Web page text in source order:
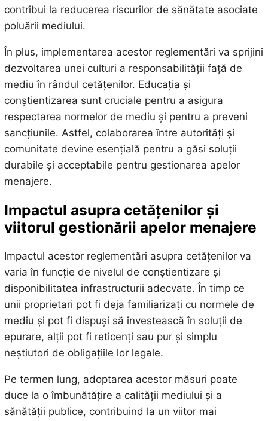
contribui la reducerea riscurilor de sănătate asociate
poluării mediului.
În plus, implementarea acestor reglementări va sprijini
dezvoltarea unei culturi a responsabilității față de
mediu în rândul cetățenilor. Educația și
conștientizarea sunt cruciale pentru a asigura
respectarea normelor de mediu și pentru a preveni
sancțiunile. Astfel, colaborarea între autorități și
comunitate devine esențială pentru a găsi soluții
durabile și acceptabile pentru gestionarea apelor
menajere.
Impactul asupra cetățenilor și
viitorul gestionării apelor menajere
Impactul acestor reglementări asupra cetățenilor va
varia în funcție de nivelul de conștientizare și
disponibilitatea infrastructurii adecvate. În timp ce
unii proprietari pot fi deja familiarizați cu normele de
mediu și pot fi dispuși să investească în soluții de
epurare, alții pot fi reticenți sau pur și simplu
neștiutori de obligațiile lor legale.
Pe termen lung, adoptarea acestor măsuri poate
duce la o îmbunătățire a calității mediului și a
sănătății publice, contribuind la un viitor mai